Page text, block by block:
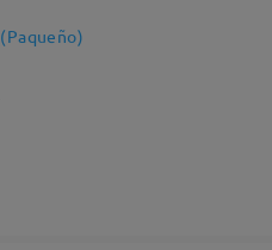
(Paqueño)